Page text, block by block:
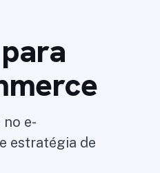
e-
estratégia de